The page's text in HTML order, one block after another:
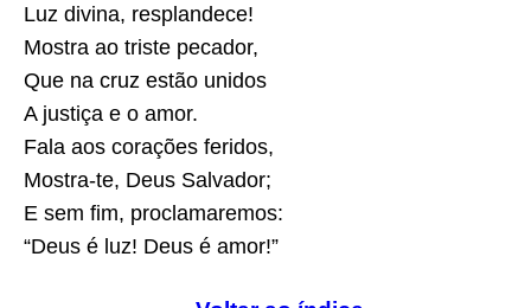
Luz divina, resplandece!
Mostra ao triste pecador,
Que na cruz estão unidos
A justiça e o amor.
Fala aos corações feridos,
Mostra-te, Deus Salvador;
E sem fim, proclamaremos:
“Deus é luz! Deus é amor!”